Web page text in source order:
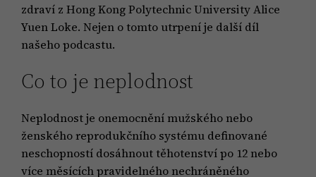
zdraví z Hong Kong Polytechnic University Alice
Yuen Loke. Nejen o tomto utrpení je další díl
našeho podcastu.
Co to je neplodnost
Neplodnost je onemocnění mužského nebo
ženského reprodukčního systému definované
neschopností dosáhnout těhotenství po 12 nebo
více měsících pravidelného nechráněného